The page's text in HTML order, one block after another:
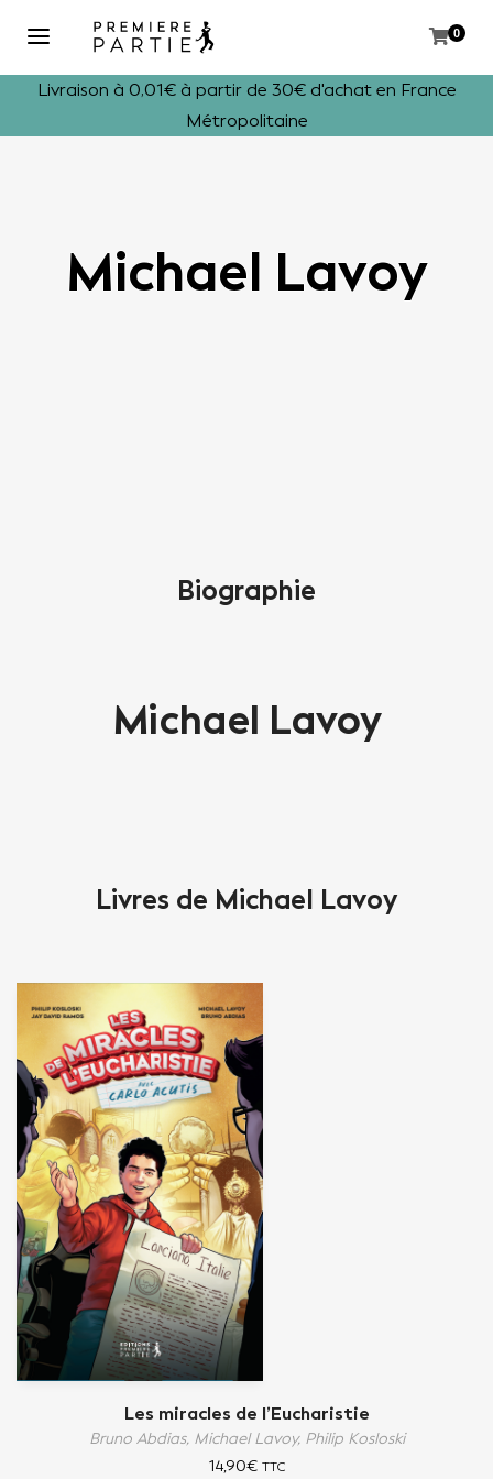
0
Livraison à 0,01€ à partir de 30€ d'achat en France
Métropolitaine
Michael Lavoy
Biographie
Michael Lavoy
Livres de Michael Lavoy
Les miracles de l’Eucharistie
Bruno Abdias, Michael Lavoy, Philip Kosloski
14,90€ TTC